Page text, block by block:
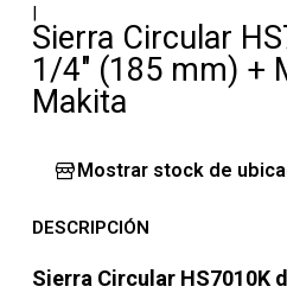
|
Sierra Circular
1/4" (185 mm) +
Makita
Mostrar stock de
DESCRIPCIÓN
Sierra Circular HS7010K